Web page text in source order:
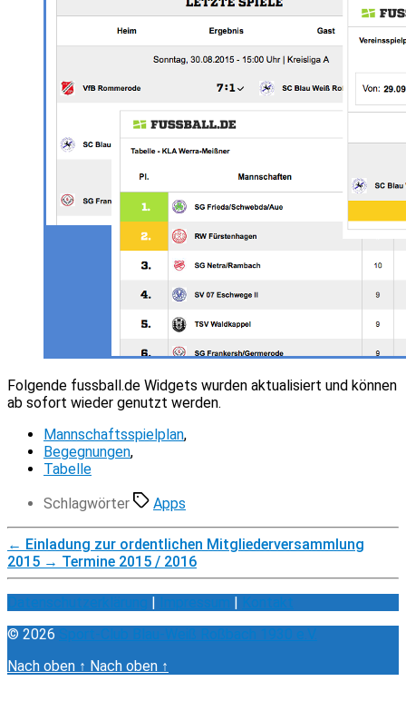
Folgende fussball.de Widgets wurden aktualisiert und können
ab sofort wieder genutzt werden.
Mannschaftsspielplan,
Begegnungen,
Tabelle
Schlagwörter
Apps
← Einladung zur ordentlichen Mitgliederversammlung
2015 → Termine 2015 / 2016
Datenschutzerklärung | Impressum | Kontakt
© 2026 Sport-Club Blau-Weiß Roßbach 1930 e.V.
Nach oben ↑ Nach oben ↑